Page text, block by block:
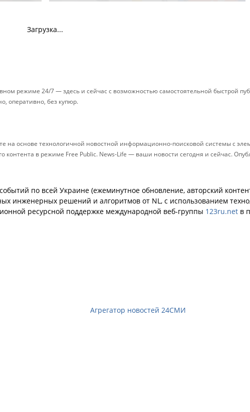
Загрузка...
режиме 24/7 — здесь и сейчас с возможностью самостоятельной быстрой
оперативно, без купюр.
на основе технологичной новостной информационно-поисковой системы с
контента в режиме Free Public. News-Life — ваши новости сегодня и сейчас.
по всей Украине (ежеминутное обновление, авторский
инженерных решений и алгоритмов от NL, с использованием
ресурсной поддержке международной веб-группы 123ru.net в
Агрегатор новостей 24СМИ